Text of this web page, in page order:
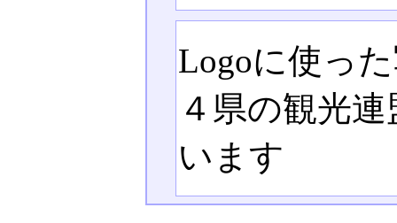
Logoに使っ
４県の観光
います